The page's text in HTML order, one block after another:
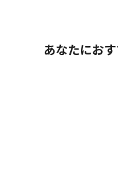
あなたにお